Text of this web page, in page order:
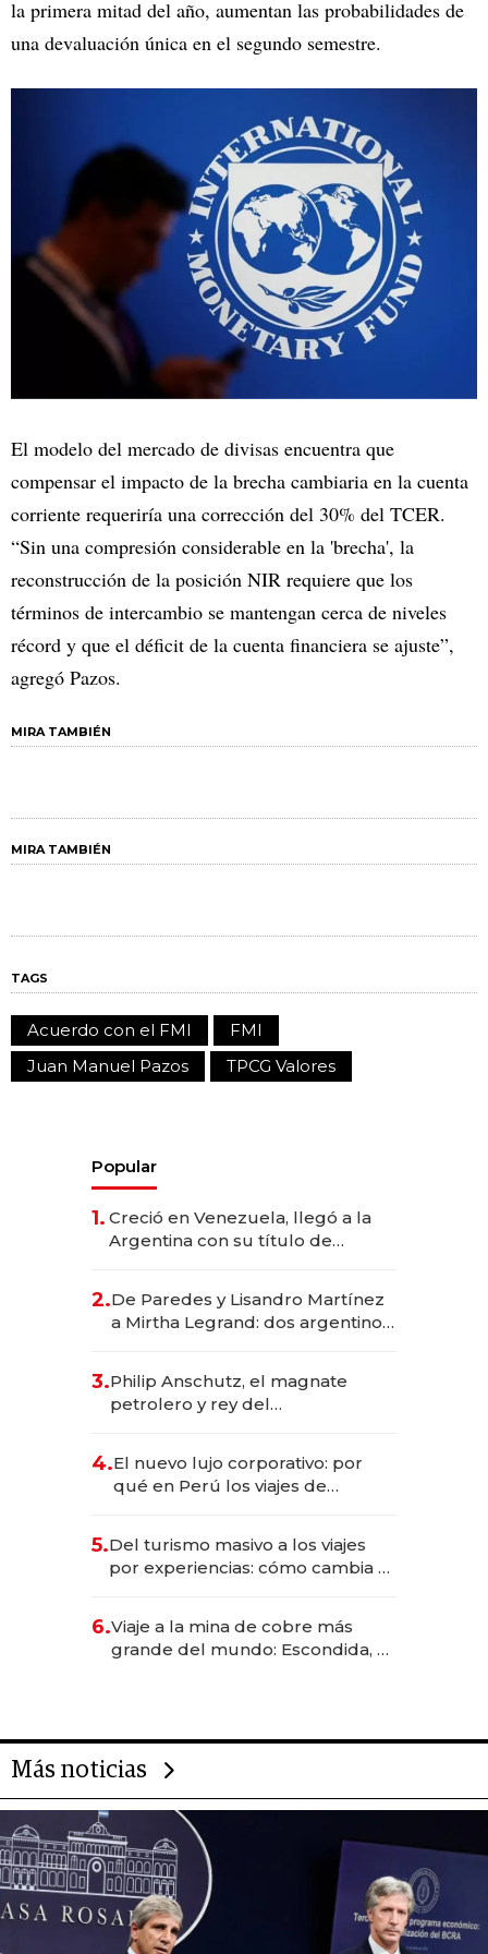
la primera mitad del año, aumentan las probabilidades de
una devaluación única en el segundo semestre.
El modelo del mercado de divisas encuentra que
compensar el impacto de la brecha cambiaria en la cuenta
corriente requeriría una corrección del 30% del TCER.
“Sin una compresión considerable en la 'brecha', la
reconstrucción de la posición NIR requiere que los
términos de intercambio se mantengan cerca de niveles
récord y que el déficit de la cuenta financiera se ajuste”,
agregó Pazos.
MIRA TAMBIÉN
MIRA TAMBIÉN
TAGS
Acuerdo con el FMI
FMI
Juan Manuel Pazos
TPCG Valores
Popular
1. Creció en Venezuela, llegó a la
Argentina con su título de
las marcas "fast premium"
2.De Paredes y Lisandro Martínez
a Mirtha Legrand: dos argentinos
3.Philip Anschutz, el magnate
petrolero y rey del
Fénix
4.El nuevo lujo corporativo: por
qué en Perú los viajes de
transformadoras
5.Del turismo masivo a los viajes
por experiencias: cómo cambia el
6.Viaje a la mina de cobre más
grande del mundo: Escondida, el
Más noticias